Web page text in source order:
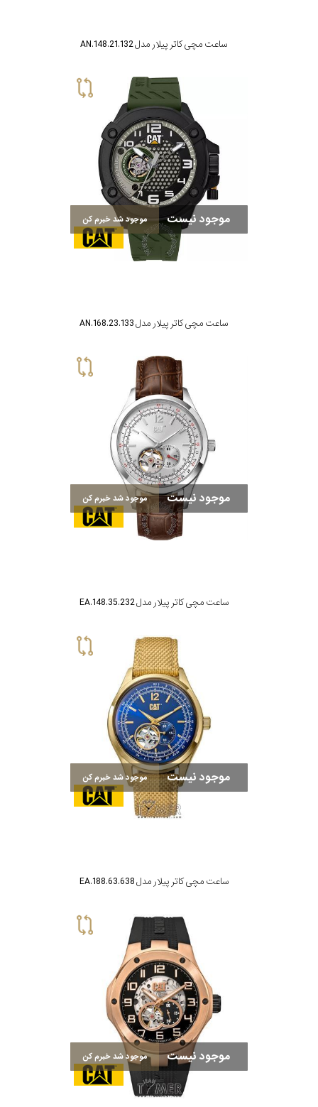
ساعت مچی کاتر پیلار مدل AN.148.21.132
موجود نیست موجود شد خبرم کن
ساعت مچی کاتر پیلار مدل AN.168.23.133
موجود نیست موجود شد خبرم کن
ساعت مچی کاتر پیلار مدل EA.148.35.232
موجود نیست موجود شد خبرم کن
ساعت مچی کاتر پیلار مدل EA.188.63.638
موجود نیست موجود شد خبرم کن